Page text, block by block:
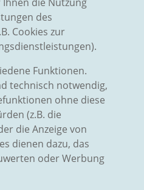
des
Cookies zur
Funktionen.
technisch notwendig,
ohne diese
(z.B. die
die Anzeige von
dienen dazu, das
oder Werbung